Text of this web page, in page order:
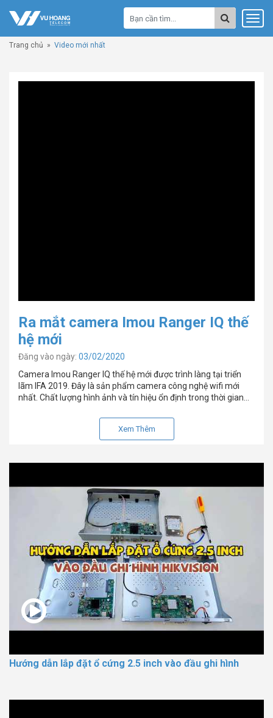
Trang chủ » Video mới nhất
Ra mắt camera Imou Ranger IQ thế
hệ mới
Đăng vào ngày: 03/02/2020
Camera Imou Ranger IQ thế hệ mới được trình làng tại triển
lãm IFA 2019. Đây là sản phẩm camera công nghệ wifi mới
nhất. Chất lượng hình ảnh và tín hiệu ổn định trong thời gian
Xem Thêm
Hướng dẫn lắp đặt ổ cứng 2.5 inch vào đầu ghi hình